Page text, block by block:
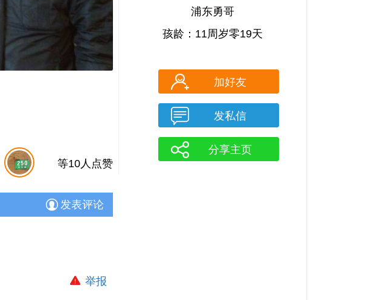
等10人点赞
发表评论
举报
浦东勇哥
孩龄：11周岁零19天
加好友
发私信
分享主页